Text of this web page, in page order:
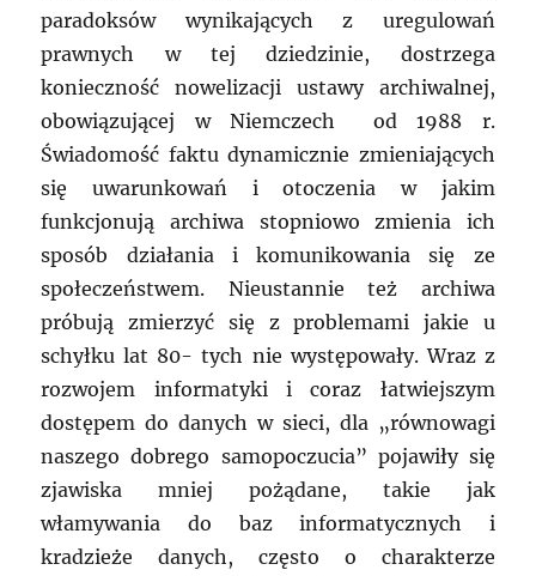
paradoksów wynikających z uregulowań
prawnych w tej dziedzinie, dostrzega
konieczność nowelizacji ustawy archiwalnej,
obowiązującej w Niemczech od 1988 r.
Świadomość faktu dynamicznie zmieniających
się uwarunkowań i otoczenia w jakim
funkcjonują archiwa stopniowo zmienia ich
sposób działania i komunikowania się ze
społeczeństwem. Nieustannie też archiwa
próbują zmierzyć się z problemami jakie u
schyłku lat 80- tych nie występowały. Wraz z
rozwojem informatyki i coraz łatwiejszym
dostępem do danych w sieci, dla „równowagi
naszego dobrego samopoczucia” pojawiły się
zjawiska mniej pożądane, takie jak
włamywania do baz informatycznych i
kradzieże danych, często o charakterze